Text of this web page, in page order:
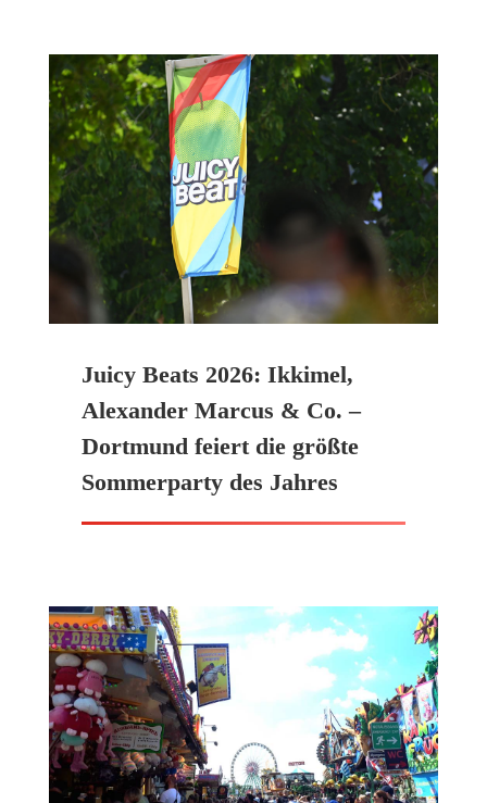
Juicy Beats 2026: Ikkimel,
Alexander Marcus & Co. –
Dortmund feiert die größte
Sommerparty des Jahres